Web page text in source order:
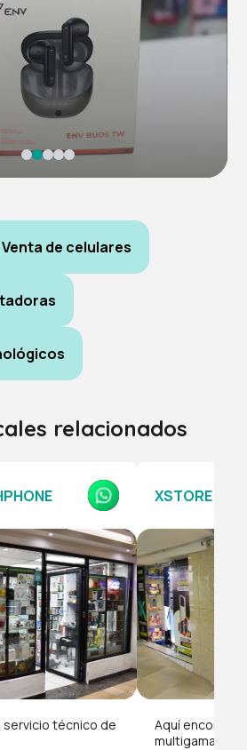
Venta de celulares
relacionados
técnico de
XSTORE
Aquí
multigama y